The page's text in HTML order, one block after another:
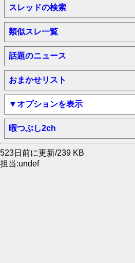
スレッドの検索
類似スレ一覧
話題のニュース
おまかせリスト
▼オプションを表示
暇つぶし2ch
523日前に更新/239 KB
担当:undef